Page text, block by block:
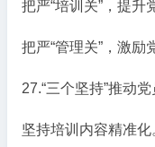
把严“培训关”，提升
把严“管理关”，激励
27.“三个坚持”推动
坚持培训内容精准化